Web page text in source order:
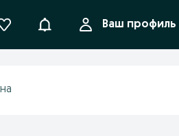
УведомленияВаш профиль